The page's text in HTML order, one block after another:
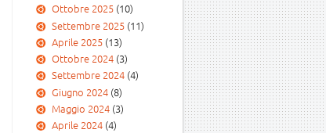
Ottobre 2025(10)
Settembre 2025(11)
Aprile 2025(13)
Ottobre 2024(3)
Settembre 2024(4)
Giugno 2024(8)
Maggio 2024(3)
Aprile 2024(4)